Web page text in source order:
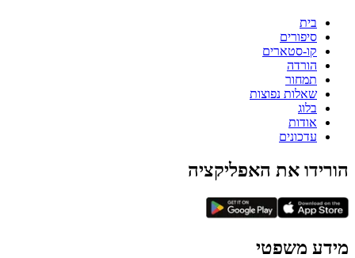
בית
סיפורים
קו-סטארים
הורדה
תמחור
שאלות נפוצות
בלוג
אודות
עדכונים
הורידו את האפליקציה
מידע משפטי